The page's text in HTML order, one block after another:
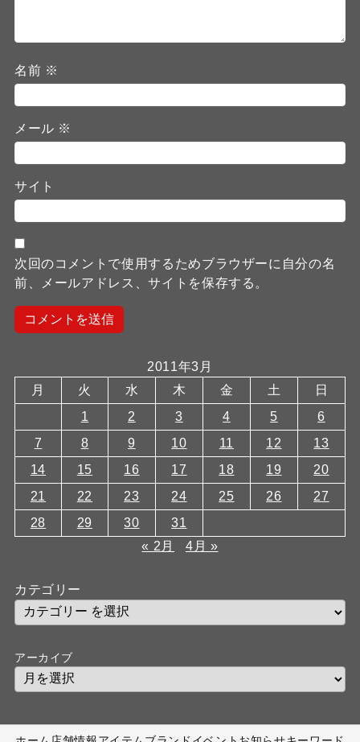
名前 ※
メール ※
サイト
次回のコメントで使用するためブラウザーに自分の名
前、メールアドレス、サイトを保存する。
2011年3月
月
火 水 木 金 土
日
1
2 3 4 5
6
7
8 9 10 11 12
13
14
15 16 17 18 19
20
21
22 23 24 25 26
27
28
29 30
31
« 2月
4月 »
カテゴリー
アーカイブ